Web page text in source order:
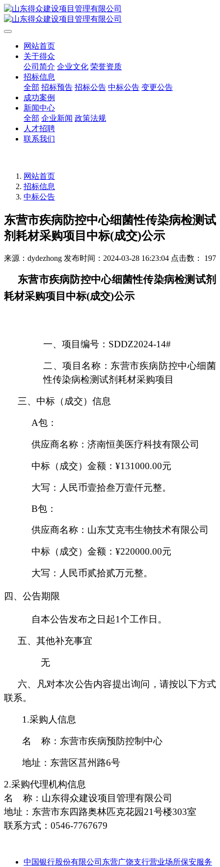
网站首页
关于得众
公司简介 企业文化 荣誉资质
招标信息
全部 招标预告 招标公告 中标公告 变更公告
成功案例
新闻中心
全部 企业新闻 政策法规
人才招聘
联系我们
网站首页
招标信息
中标公告
东营市疾病防控中心细菌性传染病检测试
剂耗材采购项目中标(成交)公示
来源：dydezhong 发布时间：2024-03-28 16:23:04 点击数： 197
东营市疾病防控中心细菌性传染病检测试剂
耗材采购项目 中标(成交)公示
一、 项目编号： SDDZ2024-14#
二、项目名称： 东营市疾病防控中心细菌
性传染病检测试剂耗材采购项目
三、中标（成交）信息
A包：
供应商名称 ：济南恒美医疗科技有限公司
中标（成交）金额 ： ¥131000.00元
大写：人民币壹拾叁万壹仟元整。
B包：
供应商名称 ：山东艾克韦生物技术有限公司
中标（成交）金额： ¥220000.00元
大写：人民币贰拾贰万元整。
四、 公告期限
自本公告发布之日起1个工作日。
五、其他补充事宜
无
六、凡对本次公告内容提出询问，请按以下方式
联系。
1.采购人信息
名 称： 东营市疾病预防控制中心
地址： 东营区莒州路6号
2.采购代理机构信息
名
称：山东得众建设项目管理有限公司
地址： 东营市东四路奥林匹克花园21号楼303室
联系方式： 0546-7767679
中国银行股份有限公司东营广饶支行营业场所保安服务